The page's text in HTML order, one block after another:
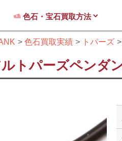
色石・宝石買取方法
色石買取実績 トパーズ
トパーズペンダ